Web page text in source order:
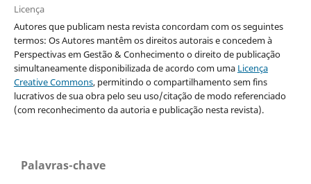
Licença
Autores que publicam nesta revista concordam com os seguintes
termos: Os Autores mantêm os direitos autorais e concedem à
Perspectivas em Gestão & Conhecimento o direito de publicação
simultaneamente disponibilizada de acordo com uma Licença
Creative Commons, permitindo o compartilhamento sem fins
lucrativos de sua obra pelo seu uso/citação de modo referenciado
(com reconhecimento da autoria e publicação nesta revista).
Palavras-chave